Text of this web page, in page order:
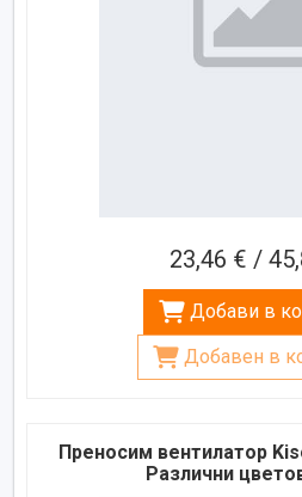
23,46 € /
Добави в
Добавен в
Преносим вентилатор
Различни